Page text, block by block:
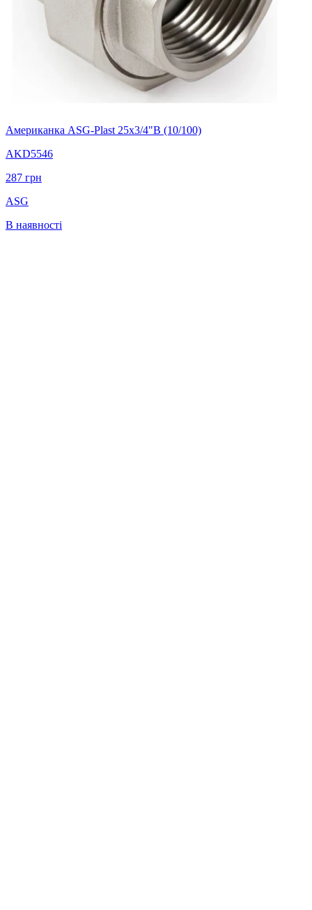
Американка ASG-Plast 25x3/4"В (10/100)
AKD5546
287 грн
ASG
В наявності